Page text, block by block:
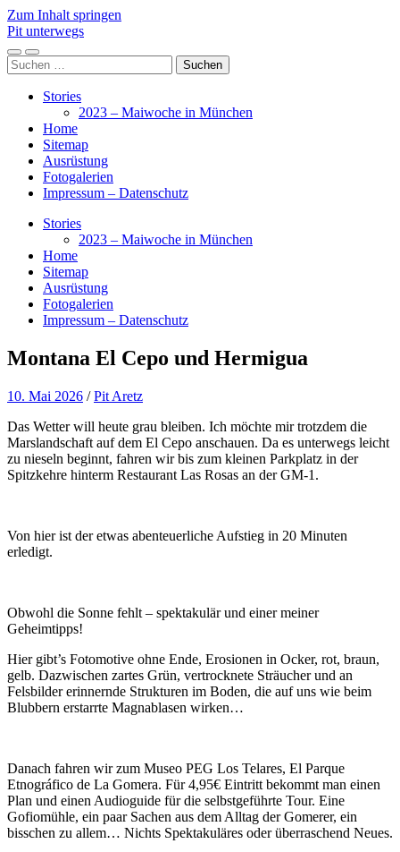
Zum Inhalt springen
Pit unterwegs
Mobile-
Menü
Suchfeld
ein-/ausblenden
Suchen
nach:
Stories
2023 – Maiwoche in München
Home
Sitemap
Ausrüstung
Fotogalerien
Impressum – Datenschutz
Stories
2023 – Maiwoche in München
Home
Sitemap
Ausrüstung
Fotogalerien
Impressum – Datenschutz
Montana El Cepo und Hermigua
10. Mai 2026 /Pit Aretz
Das Wetter will heute grau bleiben. Ich möchte mir trotzdem die
Marslandschaft auf dem El Cepo anschauen. Da es unterwegs leicht
zu nieseln beginnt, fahren wir bis zum kleinen Parkplatz in der
Spitzkehre hinterm Restaurant Las Rosas an der GM-1.
Von hier ist der etwas abenteuerliche Aufstieg in 20 Minuten
erledigt.
Obwohl die Sonne fehlt – spektakulär und einer meiner
Geheimtipps!
Hier gibt’s Fotomotive ohne Ende, Erosionen in Ocker, rot, braun,
gelb. Dazwischen zartes Grün, vertrocknete Sträucher und an
Felsbilder erinnernde Strukturen im Boden, die auf uns wie beim
Blubbern erstarrte Magnablasen wirken…
Danach fahren wir zum Museo PEG Los Telares, El Parque
Etnográfico de La Gomera. Für 4,95€ Eintritt bekommt man einen
Plan und einen Audioguide für die selbstgeführte Tour. Eine
Gofiomühle, ein paar Sachen aus dem Alltag der Gomerer, ein
bisschen zu allem… Nichts Spektakuläres oder überraschend Neues.